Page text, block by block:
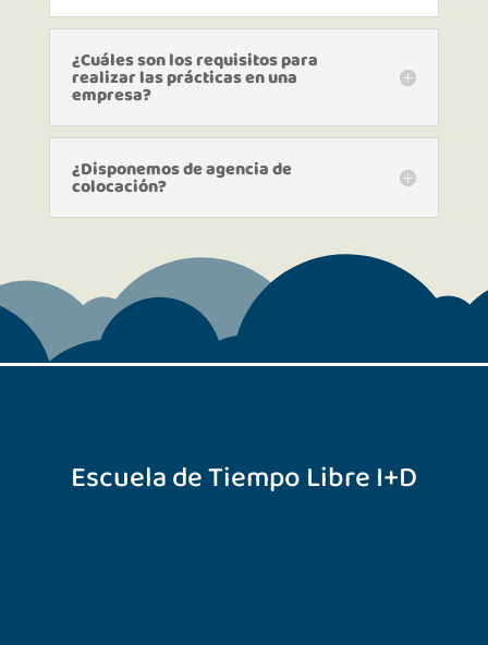
¿Cuáles son los requisitos para
realizar las prácticas en una
empresa?
¿Disponemos de agencia de
colocación?
Escuela de Tiempo Libre I+D